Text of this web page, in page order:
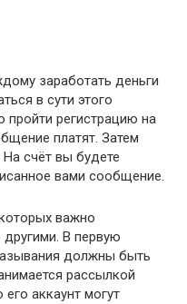
заработать деньги
в сути этого
пройти регистрацию на
платят. Затем
счёт вы будете
вами сообщение.
важно
В первую
должны быть
рассылкой
аккаунт могут